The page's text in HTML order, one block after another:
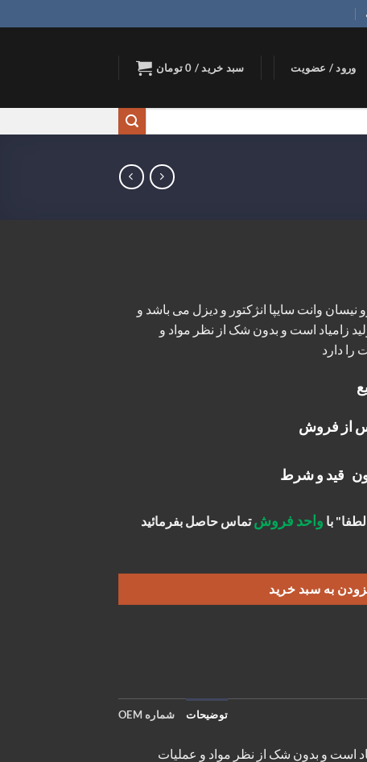
ورود / عضویت سبد خرید / 0 تومان
توپی و کشویی 5 خودرو نیسان وانت سایپا انژکتور و دیزل می باشد و
زامیاد است و بدون شک از نظر مواد و
را دارد
از فروش
قید و شرط
لطفا" با واحد فروشتماس حاصل بفرمائید
به سبد خرید
توضیحات شماره OEM
زامیاد است و بدون شک از نظر مواد و عملیات